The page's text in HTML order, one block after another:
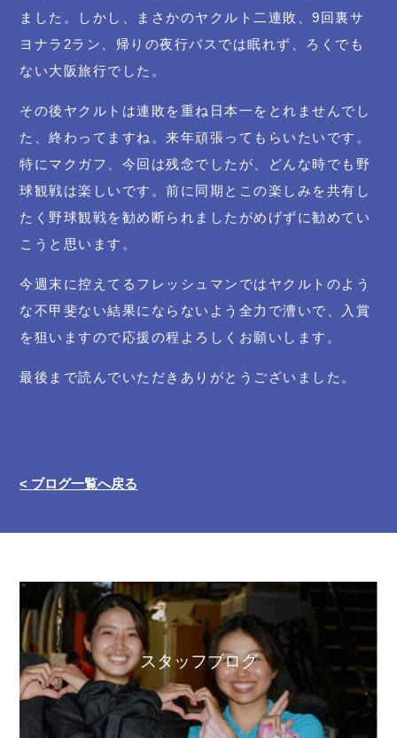
ました。しかし、まさかのヤクルト二連敗、9回裏サ
ヨナラ2ラン、帰りの夜行バスでは眠れず、ろくでも
ない大阪旅行でした。
その後ヤクルトは連敗を重ね日本一をとれませんでし
た、終わってますね。来年頑張ってもらいたいです。
特にマクガフ、今回は残念でしたが、どんな時でも野
球観戦は楽しいです。前に同期とこの楽しみを共有し
たく野球観戦を勧め断られましたがめげずに勧めてい
こうと思います。
今週末に控えてるフレッシュマンではヤクルトのよう
な不甲斐ない結果にならないよう全力で漕いで、入賞
を狙いますので応援の程よろしくお願いします。
最後まで読んでいただきありがとうございました。
< ブログ一覧へ戻る
スタッフブログ